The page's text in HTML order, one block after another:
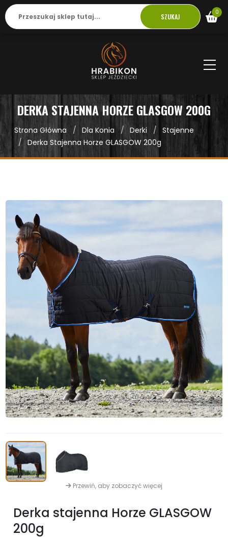
SZUKAJ 0
DERKA STAJENNA HORZE GLASGOW 200G
Strona Główna Dla Konia Derki
Stajenne
Derka Stajenna Horze GLASGOW 200g
Przewiń, aby zobaczyć więcej
Derka stajenna Horze GLASGOW
200g